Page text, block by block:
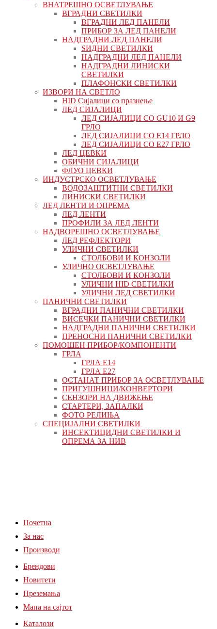
ВНАТРЕШНО ОСВЕТЛУВАЊЕ
ВГРАДНИ СВЕТИЛКИ
ВГРАДНИ ЛЕД ПАНЕЛИ
ПРИБОР ЗА ЛЕД ПАНЕЛИ
НАДГРАДНИ ЛЕД ПАНЕЛИ
ЅИДНИ СВЕТИЛКИ
НАДГРАДНИ ЛЕД ПАНЕЛИ
НАДГРАДНИ ЛИНИСКИ
СВЕТИЛКИ
ПЛАФОНСКИ СВЕТИЛКИ
ИЗВОРИ НА СВЕТЛО
HID Сијалици со празнење
ЛЕД СИЈАЛИЦИ
ЛЕД СИЈАЛИЦИ СО GU10 И G9
ГРЛО
ЛЕД СИЈАЛИЦИ СО Е14 ГРЛО
ЛЕД СИЈАЛИЦИ СО Е27 ГРЛО
ЛЕД ЦЕВКИ
ОБИЧНИ СИЈАЛИЦИ
ФЛУО ЦЕВКИ
ИНДУСТРСКО ОСВЕТЛУВАЊЕ
ВОДОЗАШТИТНИ СВЕТИЛКИ
ЛИНИСКИ СВЕТИЛКИ
ЛЕД ЛЕНТИ И ОПРЕМА
ЛЕД ЛЕНТИ
ПРОФИЛИ ЗА ЛЕД ЛЕНТИ
НАДВОРЕШНО ОСВЕТЛУВАЊЕ
ЛЕД РЕФЛЕКТОРИ
УЛИЧНИ СВЕТИЛКИ
СТОЛБОВИ И КОНЗОЛИ
УЛИЧНО ОСВЕТЛУВАЊЕ
СТОЛБОВИ И КОНЗОЛИ
УЛИЧНИ HID СВЕТИЛКИ
УЛИЧНИ ЛЕД СВЕТИЛКИ
ПАНИЧНИ СВЕТИЛКИ
ВГРАДНИ ПАНИЧНИ СВЕТИЛКИ
ВИСЕЧКИ ПАНИЧНИ СВЕТИЛКИ
НАДГРАДНИ ПАНИЧНИ СВЕТИЛКИ
ПРЕНОСНИ ПАНИЧНИ СВЕТИЛКИ
ПОМОШЕН ПРИБОР/КОМПОНЕНТИ
ГРЛА
ГРЛА Е14
ГРЛА Е27
ОСТАНАТ ПРИБОР ЗА ОСВЕТЛУВАЊЕ
ПРИГУШНИЦИ/КОНВЕРТОРИ
СЕНЗОРИ НА ДВИЖЕЊЕ
СТАРТЕРИ, ЗАПАЛКИ
ФОТО РЕЛИЊА
СПЕЦИЈАЛНИ СВЕТИЛКИ
ИНСЕКТИЦИДНИ СВЕТИЛКИ И
ОПРЕМА ЗА НИВ
Почетна
За нас
Производи
Брендови
Новитети
Преземања
Мапа на сајтот
Каталози